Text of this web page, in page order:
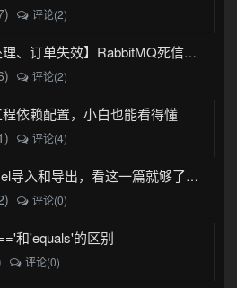
评论(2)
【延时任务处理、订单失效】RabbitMQ死信队列实现
评论(2)
依赖配置，小白也能看得懂
评论(4)
Java实现Excel导入和导出，看这一篇就够了(珍藏版)
评论(0)
和'equals'的区别
评论(0)